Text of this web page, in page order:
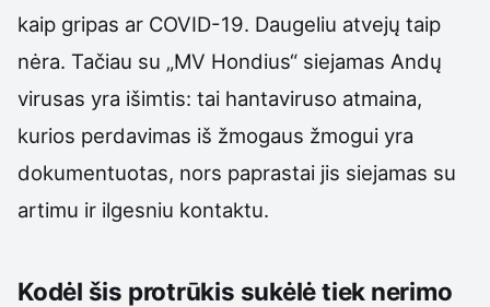
kaip gripas ar COVID-19. Daugeliu atvejų taip
nėra. Tačiau su „MV Hondius“ siejamas Andų
virusas yra išimtis: tai hantaviruso atmaina,
kurios perdavimas iš žmogaus žmogui yra
dokumentuotas, nors paprastai jis siejamas su
artimu ir ilgesniu kontaktu.
Kodėl šis protrūkis sukėlė tiek nerimo